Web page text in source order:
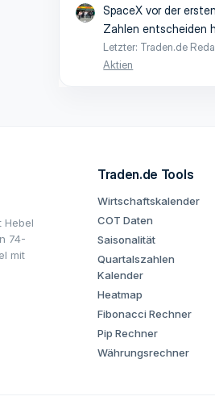
SpaceX vor der
Zahlen entscheiden
Letzter: Traden.de
Aktien
Hebel
74-
mit
Traden.de Tools
Wirtschaftskalender
COT Daten
Saisonalität
Quartalszahlen
Kalender
Heatmap
Fibonacci Rechner
Pip Rechner
Währungsrechner